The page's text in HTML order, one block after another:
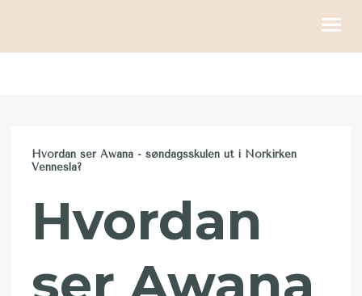
KALENDER
OM OSS
Hvordan ser Awana - søndagsskulen ut i Norkirken
Vennesla?
Hvordan